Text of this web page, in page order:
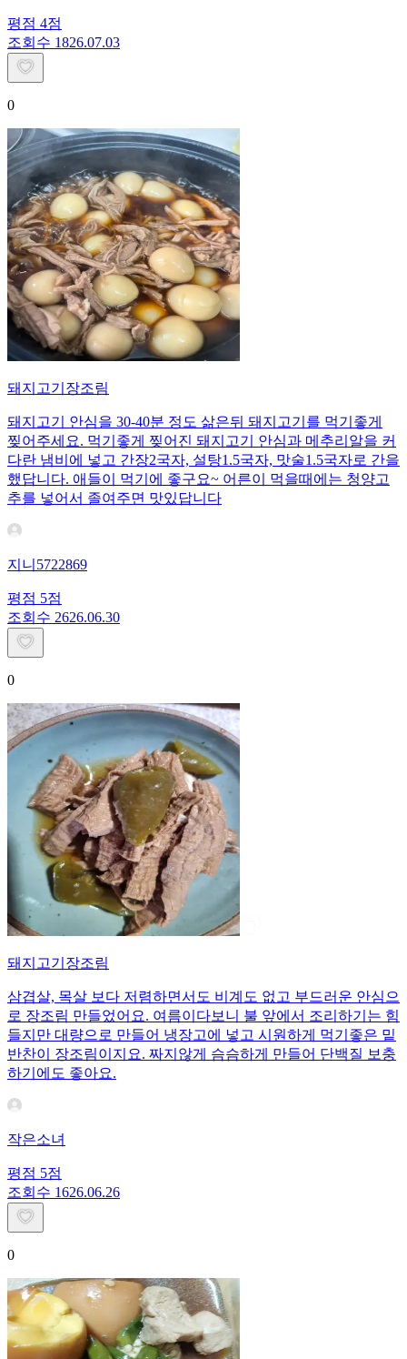
평점 4점
조회수 1826.07.03
0
돼지고기장조림
돼지고기 안심을 30-40분 정도 삶은뒤 돼지고기를 먹기좋게
찢어주세요. 먹기좋게 찢어진 돼지고기 안심과 메추리알을 커
다란 냄비에 넣고 간장2국자, 설탕1.5국자, 맛술1.5국자로 간을
했답니다. 애들이 먹기에 좋구요~ 어른이 먹을때에는 청양고
추를 넣어서 졸여주면 맛있답니다
지니5722869
평점 5점
조회수 2626.06.30
0
돼지고기장조림
삼겹살, 목살 보다 저렴하면서도 비계도 없고 부드러운 안심으
로 장조림 만들었어요. 여름이다보니 불 앞에서 조리하기는 힘
들지만 대량으로 만들어 냉장고에 넣고 시원하게 먹기좋은 밑
반찬이 장조림이지요. 짜지않게 슴슴하게 만들어 단백질 보충
하기에도 좋아요.
작은소녀
평점 5점
조회수 1626.06.26
0